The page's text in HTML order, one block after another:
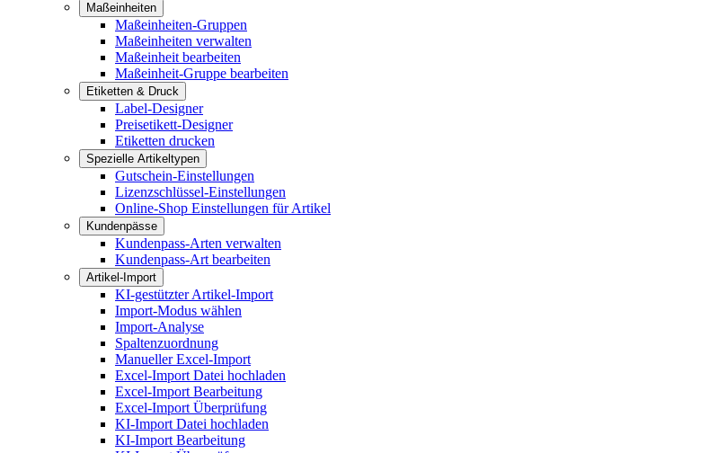
Maßeinheiten
Maßeinheiten-Gruppen
Maßeinheiten verwalten
Maßeinheit bearbeiten
Maßeinheit-Gruppe bearbeiten
Etiketten & Druck
Label-Designer
Preisetikett-Designer
Etiketten drucken
Spezielle Artikeltypen
Gutschein-Einstellungen
Lizenzschlüssel-Einstellungen
Online-Shop Einstellungen für Artikel
Kundenpässe
Kundenpass-Arten verwalten
Kundenpass-Art bearbeiten
Artikel-Import
KI-gestützter Artikel-Import
Import-Modus wählen
Import-Analyse
Spaltenzuordnung
Manueller Excel-Import
Excel-Import Datei hochladen
Excel-Import Bearbeitung
Excel-Import Überprüfung
KI-Import Datei hochladen
KI-Import Bearbeitung